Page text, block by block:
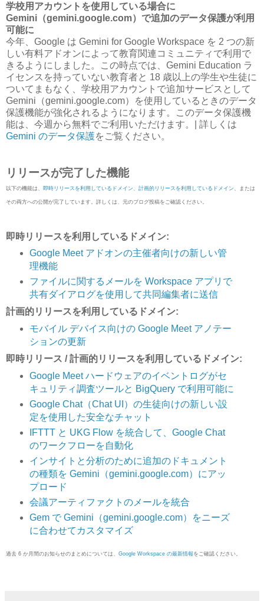
学校用アカウントを使用している場合に
Gemini（gemini.google.com）で追加のデータ保護が利用
可能に
今年、Google は Gemini for Google Workspace を 2 つの新
しい有料アドオンによって教育関連コミュニティで利用で
きるようにしました。この時点では、Gemini Education ラ
イセンスを持っていない教育者と 18 歳以上の学生や生徒に
ついてまもなく、学校用アカウントで追加サービスとして
Gemini（gemini.google.com）を使用しているときのデータ
保護機能が強化されるようになります。このデータ保護機
能は、今週から無料でご利用いただけます。| 詳しくは
Gemini のデータ保護をご覧ください。
リリースが完了した機能
以下の機能は、 即時リリースを利用しているドメイン、計画的リリースを利用しているドメイン 、または
その両方への公開が完了しています。詳しくは、元のブログ投稿をご確認ください。
即時リリースを利用しているドメイン:
Google Meet アドオンの主催者向けの新しい管
理機能
ファイルに関するメールを Workspace アプリで
共有ダイアログを使用して共同編集者に送信
計画的リリースを利用しているドメイン:
モバイル デバイス向けの Google Meet アノテー
ションの更新
即時リリース / 計画的リリースを利用しているドメイン:
Google Meet ハードウェアのイベントログがセ
キュリティ調査ツールと BigQuery で利用可能に
Google Chat（Chat UI）の生徒向けの新しい設
定を使用した安全なチャット
IFTTT と UKG Flow を統合して、Google Chat
のワークフローを自動化
インサイトと分析のために追加のドキュメント
の種類を Gemini（gemini.google.com）にアッ
プロード
会議アーティファクトのメールを統合
Gem で Gemini（gemini.google.com）をニーズ
に合わせてカスタマイズ
過去 6 か月間のお知らせのまとめについては、 Google Workspace の最新情報 をご確認ください。